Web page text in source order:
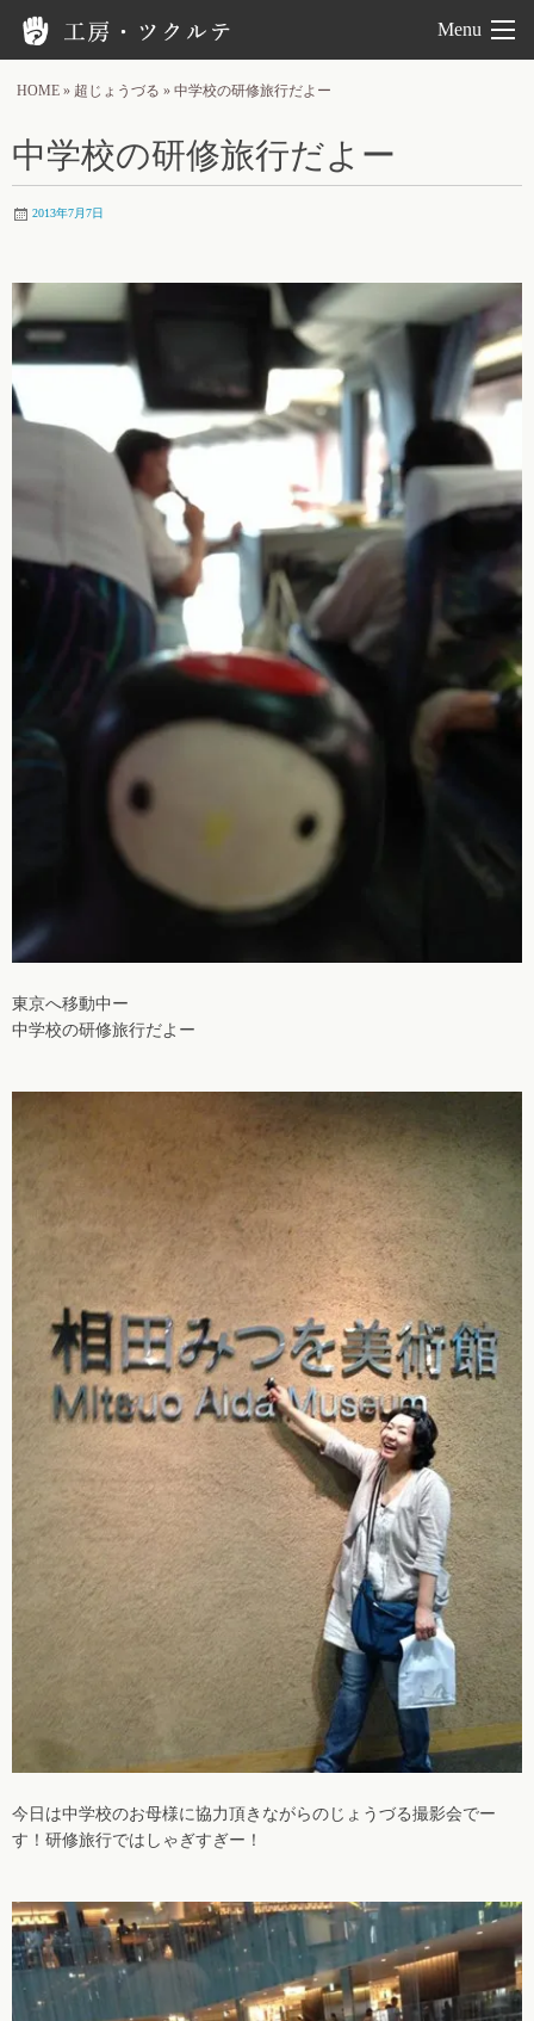
Menu
HOME » 超じょうづる » 中学校の研修旅行だよー
中学校の研修旅行だよー
2013年7月7日
東京へ移動中ー
中学校の研修旅行だよー
今日は中学校のお母様に協力頂きながらのじょうづる撮影会でー
す！研修旅行ではしゃぎすぎー！